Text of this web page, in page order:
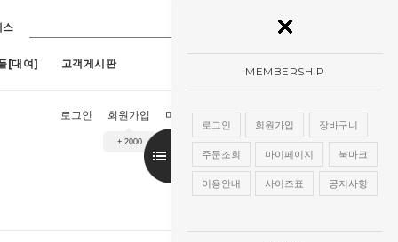
[대여] 고객게시판
[구매]아루네스진주 (1호~13호) [구매]아란한복드레스(핑크)(1호~13
로그인 회원가입
+ 2000
마이페이지 장바구니 주문조회
MEMBERSHIP
로그인 회원가입 장바구니
주문조회 마이페이지 북마크
이용안내 사이즈표 공지사항